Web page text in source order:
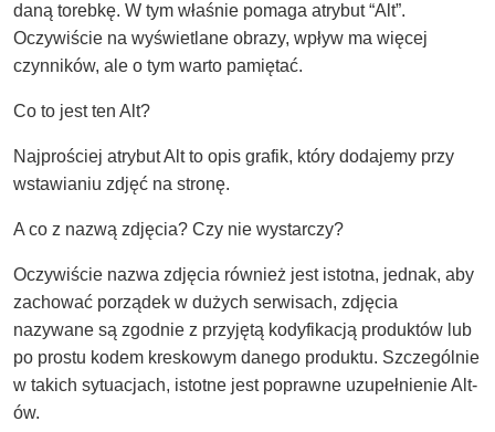
daną torebkę. W tym właśnie pomaga atrybut “Alt”.
Oczywiście na wyświetlane obrazy, wpływ ma więcej
czynników, ale o tym warto pamiętać.
Co to jest ten Alt?
Najprościej atrybut Alt to opis grafik, który dodajemy przy
wstawianiu zdjęć na stronę.
A co z nazwą zdjęcia? Czy nie wystarczy?
Oczywiście nazwa zdjęcia również jest istotna, jednak, aby
zachować porządek w dużych serwisach, zdjęcia
nazywane są zgodnie z przyjętą kodyfikacją produktów lub
po prostu kodem kreskowym danego produktu. Szczególnie
w takich sytuacjach, istotne jest poprawne uzupełnienie Alt-
ów.